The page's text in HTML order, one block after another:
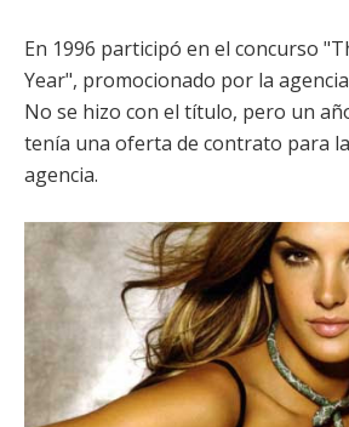
En 1996 participó en el concurso
Year", promocionado por la
No se hizo con el título, pero un
tenía una oferta de contrato para
agencia.